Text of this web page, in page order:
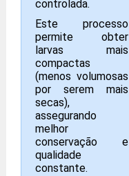
controlada.
Este processo
permite obter
larvas mais
compactas
(menos volumosas
por serem mais
secas),
assegurando
melhor
conservação e
qualidade
constante.